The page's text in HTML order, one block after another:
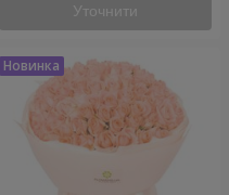
Уточнити